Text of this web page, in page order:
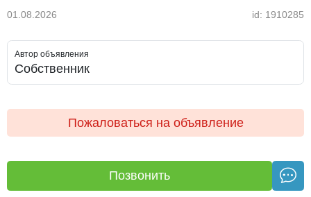
ортопедическим матрацем. Выписываем все
чеком. Курение в апартаментах и пребывание домашних
животных строго запрещены! Мы предоставляем услуги
встреч и проводов. От проживания в этой квартире у вас
и мероприятий, курить запрещено, нельзя с животными,
документы для отчетности, лифт, платная парковка
диван, микроволновая печь, чайник.
01.08.2026 id: 1910285
Автор объявления
Собственник
Пожаловаться на объявление
Позвонить